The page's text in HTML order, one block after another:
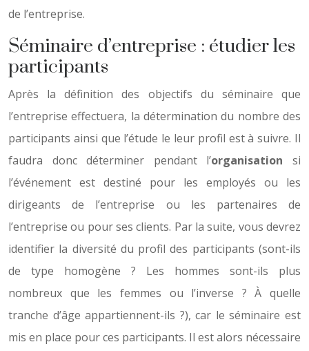
de l’entreprise.
Séminaire d’entreprise : étudier les
participants
Après la définition des objectifs du séminaire que
l’entreprise effectuera, la détermination du nombre des
participants ainsi que l’étude le leur profil est à suivre. Il
faudra donc déterminer pendant l’organisation si
l’événement est destiné pour les employés ou les
dirigeants de l’entreprise ou les partenaires de
l’entreprise ou pour ses clients. Par la suite, vous devrez
identifier la diversité du profil des participants (sont-ils
de type homogène ? Les hommes sont-ils plus
nombreux que les femmes ou l’inverse ? À quelle
tranche d’âge appartiennent-ils ?), car le séminaire est
mis en place pour ces participants. Il est alors nécessaire